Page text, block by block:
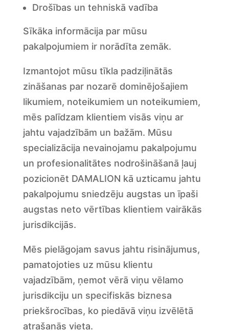
Drošības un tehniskā vadība
Sīkāka informācija par mūsu
pakalpojumiem ir norādīta zemāk.
Izmantojot mūsu tīkla padziļinātās
zināšanas par nozarē dominējošajiem
likumiem, noteikumiem un noteikumiem,
mēs palīdzam klientiem visās viņu ar
jahtu vajadzībām un bažām. Mūsu
specializācija nevainojamu pakalpojumu
un profesionalitātes nodrošināšanā ļauj
pozicionēt DAMALION kā uzticamu jahtu
pakalpojumu sniedzēju augstas un īpaši
augstas neto vērtības klientiem vairākās
jurisdikcijās.
Mēs pielāgojam savus jahtu risinājumus,
pamatojoties uz mūsu klientu
vajadzībām, ņemot vērā viņu vēlamo
jurisdikciju un specifiskās biznesa
priekšrocības, ko piedāvā viņu izvēlētā
atrašanās vieta.